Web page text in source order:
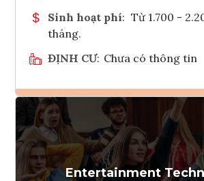
Sinh hoạt phí: Từ 1.700 -
tháng.
ĐỊNH CƯ: Chưa có thông tin
Ghi danh
Tham vấn
Entertainment